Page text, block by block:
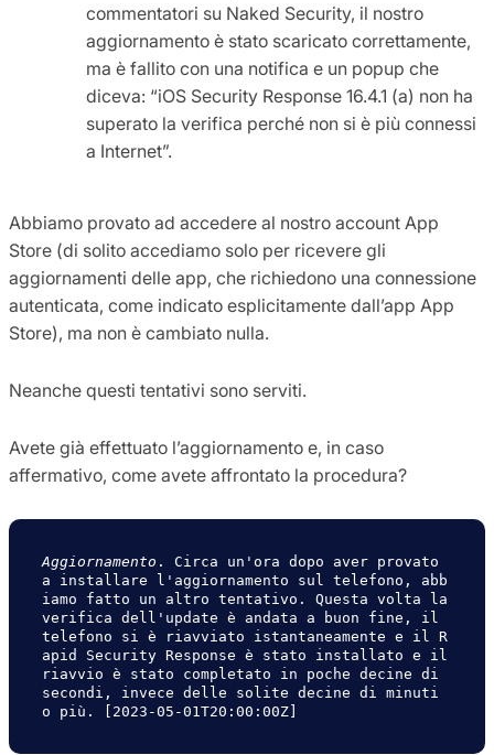
commentatori su Naked Security, il nostro
aggiornamento è stato scaricato correttamente,
ma è fallito con una notifica e un popup che
diceva: “iOS Security Response 16.4.1 (a) non ha
superato la verifica perché non si è più connessi
a Internet”.
Abbiamo provato ad accedere al nostro account App
Store (di solito accediamo solo per ricevere gli
aggiornamenti delle app, che richiedono una connessione
autenticata, come indicato esplicitamente dall’app App
Store), ma non è cambiato nulla.
Neanche questi tentativi sono serviti.
Avete già effettuato l’aggiornamento e, in caso
affermativo, come avete affrontato la procedura?
Aggiornamento . Circa un'ora dopo aver provato
a installare l'aggiornamento sul telefono, abb
iamo fatto un altro tentativo. Questa volta la
verifica dell'update è andata a buon fine, il
telefono si è riavviato istantaneamente e il R
apid Security Response è stato installato e il
riavvio è stato completato in poche decine di
secondi, invece delle solite decine di minuti
o più. [2023-05-01T20:00:00Z]